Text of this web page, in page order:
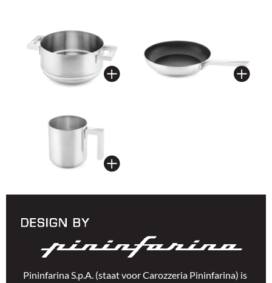
Pininfarina S.p.A. (staat voor Carozzeria Pininfarina) is